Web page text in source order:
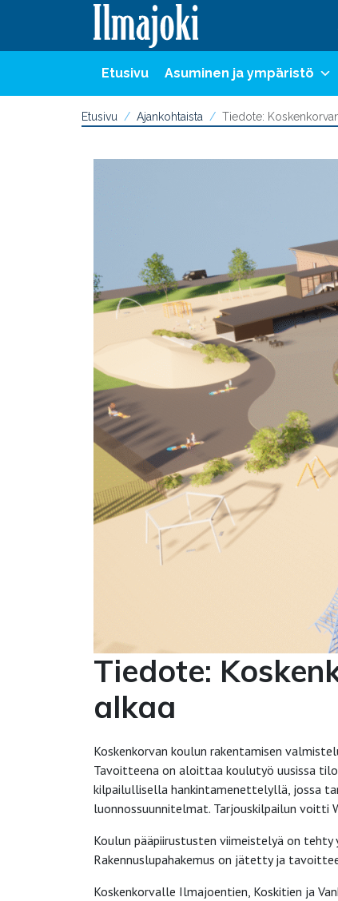
Etusivu Asuminen ja ympäristö
Etusivu Ajankohtaista Tiedote:
Tiedote:
alkaa
Koskenkorvan koulun rakentamisen
Tavoitteena on aloittaa koulutyö uusissa
kilpailullisella hankintamenettelyllä, jossa
luonnossuunnitelmat. Tarjouskilpailun voitti
Koulun pääpiirustusten viimeistelyä on tehty
Rakennuslupahakemus on jätetty ja
Koskenkorvalle Ilmajoentien, Koskitien ja